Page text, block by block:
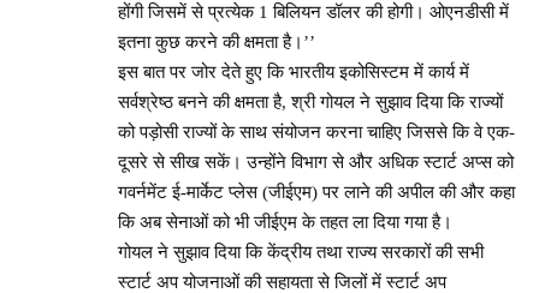
होंगी जिसमें से प्रत्येक 1 बिलियन डॉलर की होगी। ओएनडीसी में
इतना कुछ करने की क्षमता है।’’
इस बात पर जोर देते हुए कि भारतीय इकोसिस्टम में कार्य में
सर्वश्रेष्ठ बनने की क्षमता है, श्री गोयल ने सुझाव दिया कि राज्यों
को पड़ोसी राज्यों के साथ संयोजन करना चाहिए जिससे कि वे एक-
दूसरे से सीख सकें। उन्होंने विभाग से और अधिक स्टार्ट अप्स को
गवर्नमेंट ई-मार्केट प्लेस (जीईएम) पर लाने की अपील की और कहा
कि अब सेनाओं को भी जीईएम के तहत ला दिया गया है।
गोयल ने सुझाव दिया कि केंद्रीय तथा राज्य सरकारों की सभी
स्टार्ट अप योजनाओं की सहायता से जिलों में स्टार्ट अप